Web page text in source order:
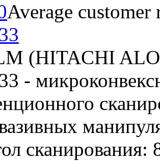
Average customer
(HITACHI
-
сканирования: